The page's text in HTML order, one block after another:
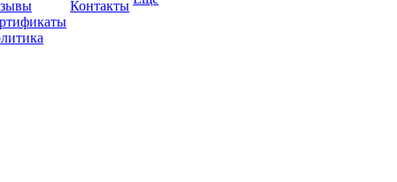
Контакты